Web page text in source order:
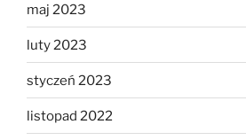
maj 2023
luty 2023
styczeń 2023
listopad 2022